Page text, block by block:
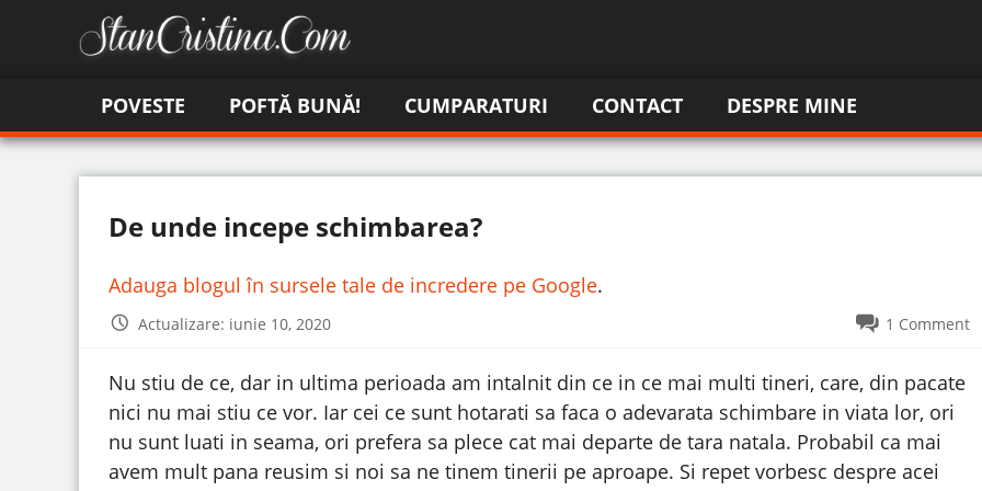
POVESTE POFTĂ BUNĂ! CUMPARATURI CONTACT DESPRE MINE
De unde incepe schimbarea?
Adauga blogul în sursele tale de incredere pe Google.
Actualizare: iunie 10, 2020 1 Comment
Nu stiu de ce, dar in ultima perioada am intalnit din ce in ce mai multi tineri, care, din pacate
nici nu mai stiu ce vor. Iar cei ce sunt hotarati sa faca o adevarata schimbare in viata lor, ori
nu sunt luati in seama, ori prefera sa plece cat mai departe de tara natala. Probabil ca mai
avem mult pana reusim si noi sa ne tinem tinerii pe aproape. Si repet vorbesc despre acei